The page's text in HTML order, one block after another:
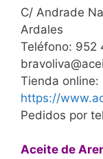
C/ Andrade
Ardales
Teléfono: 952
Tienda online:
https://
Pedidos por
Aceite de